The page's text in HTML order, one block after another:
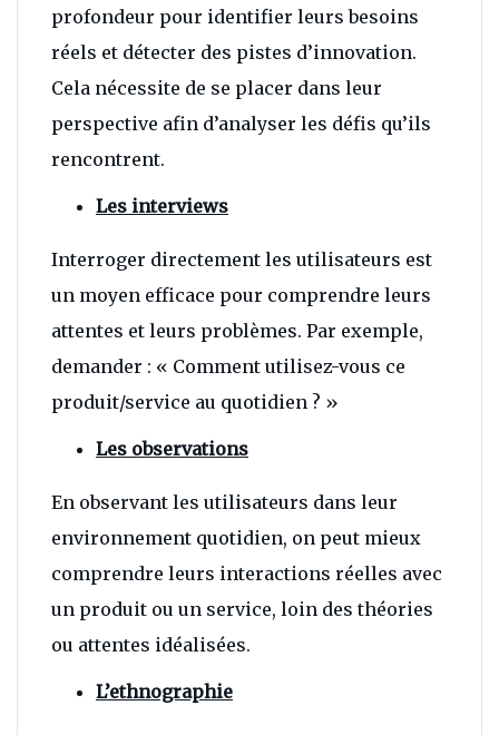
profondeur pour identifier leurs besoins
réels et détecter des pistes d’innovation.
Cela nécessite de se placer dans leur
perspective afin d’analyser les défis qu’ils
rencontrent.
Les interviews
Interroger directement les utilisateurs est
un moyen efficace pour comprendre leurs
attentes et leurs problèmes. Par exemple,
demander : « Comment utilisez-vous ce
produit/service au quotidien ? »
Les observations
En observant les utilisateurs dans leur
environnement quotidien, on peut mieux
comprendre leurs interactions réelles avec
un produit ou un service, loin des théories
ou attentes idéalisées.
L’ethnographie